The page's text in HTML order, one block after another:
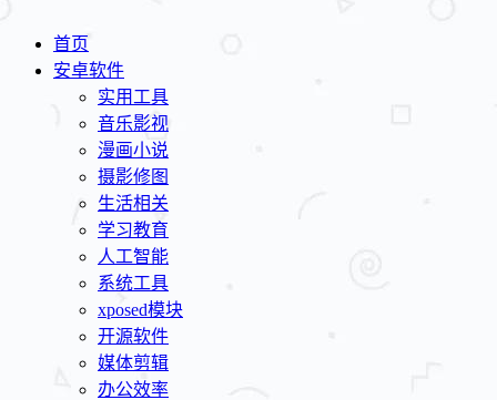
首页
安卓软件
实用工具
音乐影视
漫画小说
摄影修图
生活相关
学习教育
人工智能
系统工具
xposed模块
开源软件
媒体剪辑
办公效率